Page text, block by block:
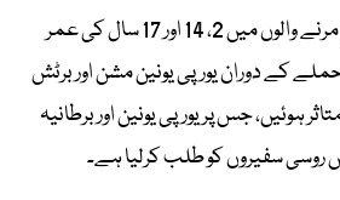
یوکرینی حکام کے مطابق مرنے والوں میں 2، 14 اور 17 سال کی عمر
کے دوران یورپی یونین مشن اور برٹش
ہوئیں، جس پر یورپی یونین اور برطانیہ
روسی سفیروں کو طلب کرلیا ہے۔